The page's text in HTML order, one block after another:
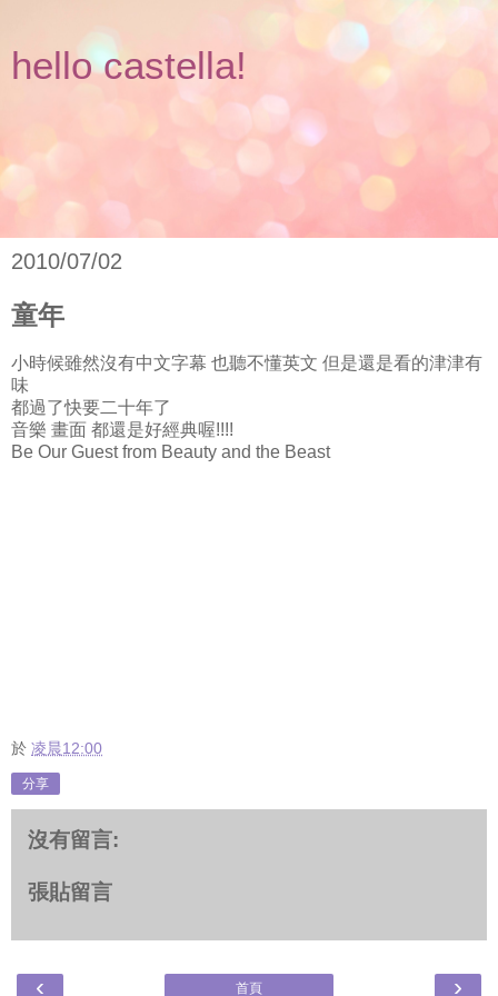
hello castella!
2010/07/02
童年
小時候雖然沒有中文字幕 也聽不懂英文 但是還是看的津津有
味
都過了快要二十年了
音樂 畫面 都還是好經典喔!!!!
Be Our Guest from Beauty and the Beast
於 凌晨12:00
分享
沒有留言:
張貼留言
‹ ›
首頁